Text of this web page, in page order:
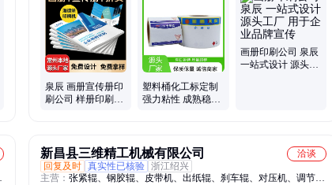
类标签、画册说明书、包装盒
泉辰 画册宣传册印
刷公司 样册印刷厂
塑料桶化工标定制
强力粘性 成熟稳定
画册印刷公司 泉辰
一站式设计 源头工
新昌县三维精工机械有限公司
洽谈
回复及时 真实性已核验 浙江绍兴
主营： 张紧辊、钢胶辊、皮带机、出纸辊、刹车辊、对压机、调节